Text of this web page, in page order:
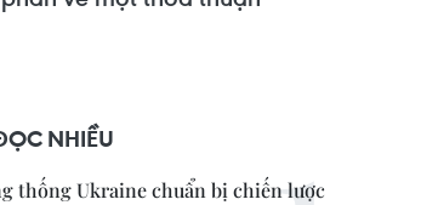
NHIỀU
thống Ukraine chuẩn bị chiến lược